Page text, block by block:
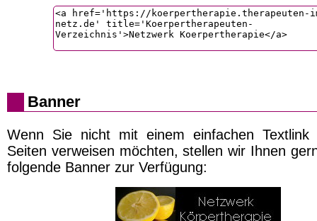
Banner
Wenn Sie nicht mit einem einfachen Textlink
Seiten verweisen möchten, stellen wir Ihnen
folgende Banner zur Verfügung: